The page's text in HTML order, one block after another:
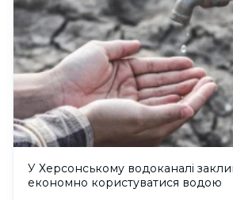
У Херсонському водоканалі
економно користуватися водою